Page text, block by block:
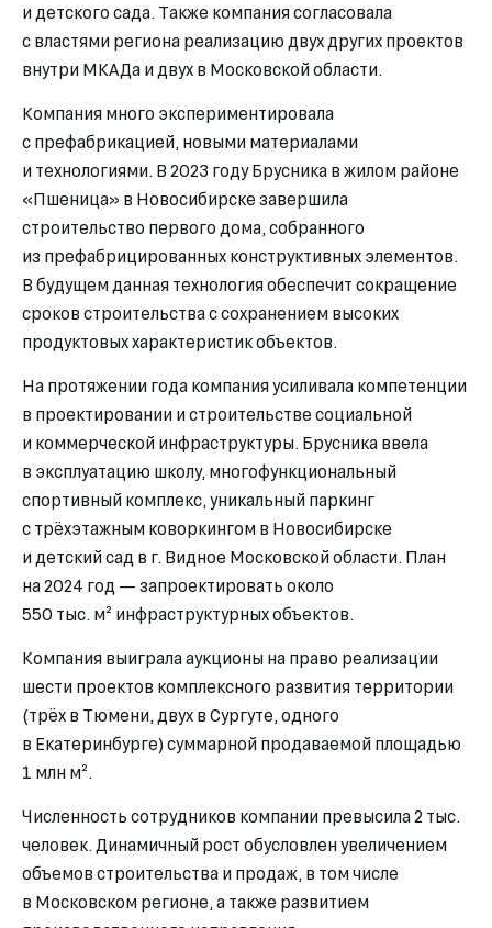
и детского сада. Также компания согласовала
с властями региона реализацию двух других проектов
внутри МКАДа и двух в Московской области.
Компания много экспериментировала
с префабрикацией, новыми материалами
и технологиями. В 2023 году Брусника в жилом районе
«Пшеница» в Новосибирске завершила
строительство первого дома, собранного
из префабрицированных конструктивных элементов.
В будущем данная технология обеспечит сокращение
сроков строительства с сохранением высоких
продуктовых характеристик объектов.
На протяжении года компания усиливала компетенции
в проектировании и строительстве социальной
и коммерческой инфраструктуры. Брусника ввела
в эксплуатацию школу, многофункциональный
спортивный комплекс, уникальный паркинг
с трёхэтажным коворкингом в Новосибирске
и детский сад в г. Видное Московской области. План
на 2024 год — запроектировать около
550 тыс. м² инфраструктурных объектов.
Компания выиграла аукционы на право реализации
шести проектов комплексного развития территории
(трёх в Тюмени, двух в Сургуте, одного
в Екатеринбурге) суммарной продаваемой площадью
1 млн м².
Численность сотрудников компании превысила 2 тыс.
человек. Динамичный рост обусловлен увеличением
объемов строительства и продаж, в том числе
в Московском регионе, а также развитием